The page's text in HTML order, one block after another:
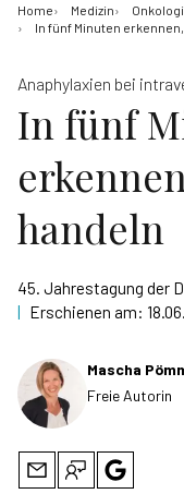
Home Medizin
In fünf Minuten
Anaphylaxien bei
In fünf
handeln
45. Jahrestagung der
| Erschienen am:
Mascha
Freie Autorin